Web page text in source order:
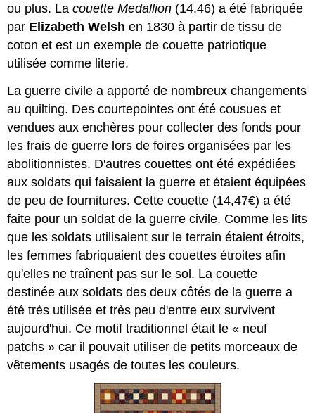
ou plus. Lacouette Medallion (14,46) a été fabriquée
par Elizabeth Welsh en 1830 à partir de tissu de
coton et est un exemple de couette patriotique
utilisée comme literie.
La guerre civile a apporté de nombreux changements
au quilting. Des courtepointes ont été cousues et
vendues aux enchères pour collecter des fonds pour
les frais de guerre lors de foires organisées par les
abolitionnistes. D'autres couettes ont été expédiées
aux soldats qui faisaient la guerre et étaient équipées
de peu de fournitures. Cette couette (14,47€) a été
faite pour un soldat de la guerre civile. Comme les lits
que les soldats utilisaient sur le terrain étaient étroits,
les femmes fabriquaient des couettes étroites afin
qu'elles ne traînent pas sur le sol. La couette
destinée aux soldats des deux côtés de la guerre a
été très utilisée et très peu d'entre eux survivent
aujourd'hui. Ce motif traditionnel était le « neuf
patchs » car il pouvait utiliser de petits morceaux de
vêtements usagés de toutes les couleurs.